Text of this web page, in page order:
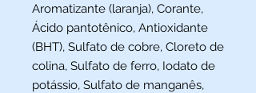
Aromatizante (laranja), Corante,
Ácido pantotênico, Antioxidante
(BHT), Sulfato de cobre, Cloreto de
colina, Sulfato de ferro, Iodato de
potássio, Sulfato de manganês,